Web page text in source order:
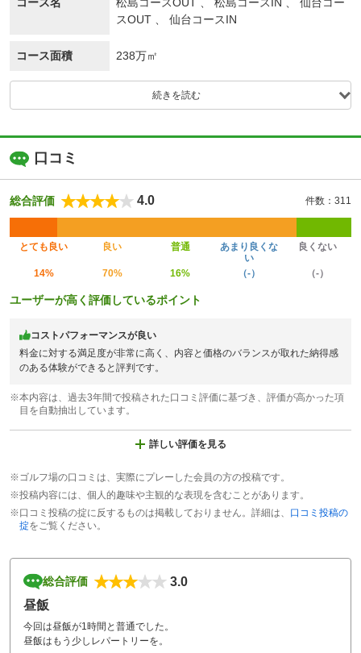
コース名
松島コースOUT 、 松島コースIN 、 仙台コー
スOUT 、 仙台コースIN
コース面積 238万㎡
続きを読む
口コミ
総合評価 4.0 件数：311
とても良い 良い 普通
あまり良くな
い
良くない
14% 70% 16% （-） （-）
ユーザーが高く評価しているポイント
コストパフォーマンスが良い
料金に対する満足度が非常に高く、内容と価格のバランスが取れた納得感
のある体験ができると評判です。
※本内容は、過去3年間で投稿された口コミ評価に基づき、評価が高かった項
目を自動抽出しています。
詳しい評価を見る
※ゴルフ場の口コミは、実際にプレーした会員の方の投稿です。
※投稿内容には、個人的趣味や主観的な表現を含むことがあります。
※口コミ投稿の掟に反するものは掲載しておりません。詳細は、 口コミ投稿の
掟をご覧ください。
総合評価
3.0
昼飯
今回は昼飯が1時間と普通でした。
昼飯はもう少しレパートリーを。